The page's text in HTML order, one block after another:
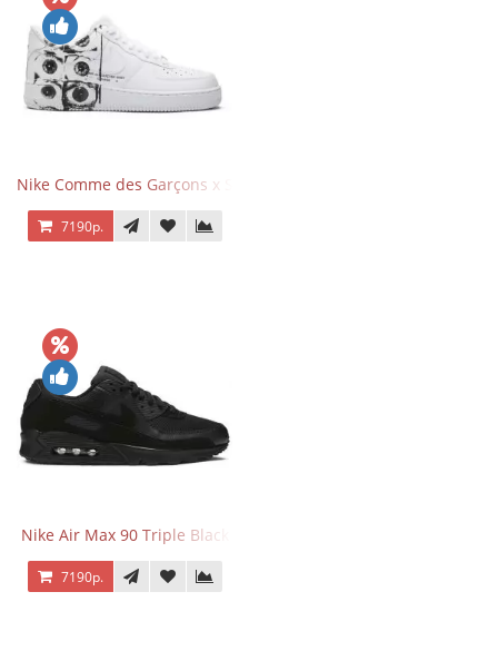
Nike Comme des Garçons x Supreme x Air Force 1 Low Eyes
7190р.
Nike Air Max 90 Triple Black
7190р.